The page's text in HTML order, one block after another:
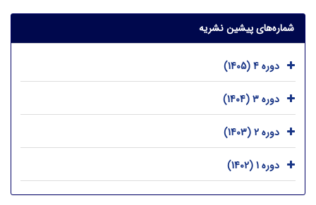
شماره‌های پیشین نشریه
دوره 4 (1405)
دوره 3 (1404)
دوره 2 (1403)
دوره 1 (1402)